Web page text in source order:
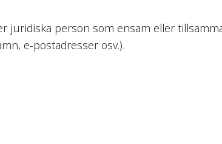
juridiska person som ensam eller
e-postadresser osv.).